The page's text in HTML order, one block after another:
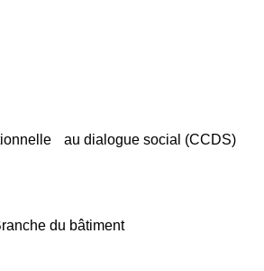
au dialogue social (CCDS)
du bâtiment